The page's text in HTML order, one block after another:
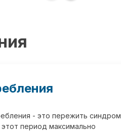
- это пережить синдром
период максимально